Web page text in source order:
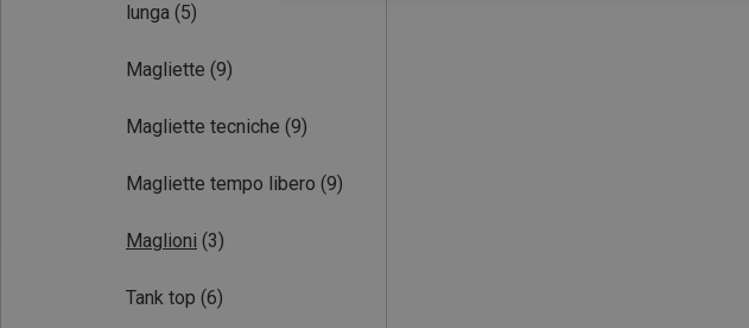
lunga (5)
Magliette (9)
Magliette tecniche (9)
Magliette tempo libero (9)
Maglioni (3)
Tank top (6)